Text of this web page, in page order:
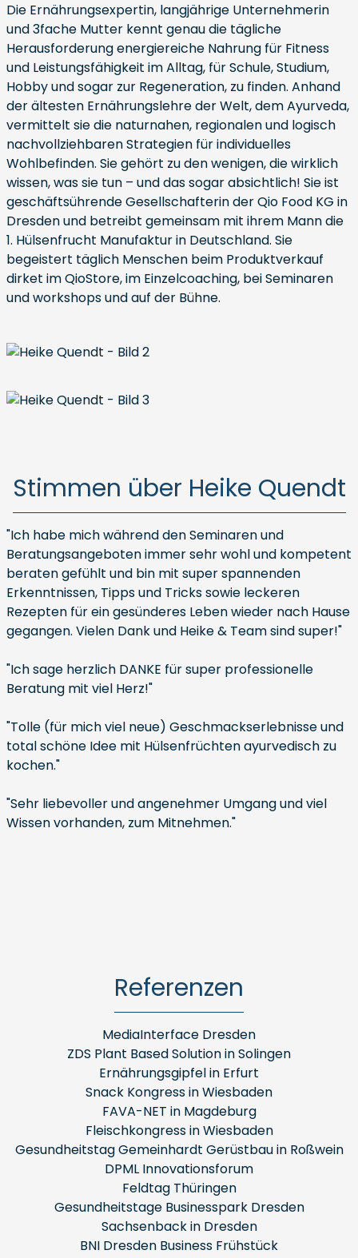
Die Ernährungsexpertin, langjährige Unternehmerin
und 3fache Mutter kennt genau die tägliche
Herausforderung energiereiche Nahrung für Fitness
und Leistungsfähigkeit im Alltag, für Schule, Studium,
Hobby und sogar zur Regeneration, zu finden. Anhand
der ältesten Ernährungslehre der Welt, dem Ayurveda,
vermittelt sie die naturnahen, regionalen und logisch
nachvollziehbaren Strategien für individuelles
Wohlbefinden. Sie gehört zu den wenigen, die wirklich
wissen, was sie tun – und das sogar absichtlich! Sie ist
geschäftsührende Gesellschafterin der Qio Food KG in
Dresden und betreibt gemeinsam mit ihrem Mann die
1. Hülsenfrucht Manufaktur in Deutschland. Sie
begeistert täglich Menschen beim Produktverkauf
dirket im QioStore, im Einzelcoaching, bei Seminaren
und workshops und auf der Bühne.
Stimmen über Heike Quendt
"Ich habe mich während den Seminaren und
Beratungsangeboten immer sehr wohl und kompetent
beraten gefühlt und bin mit super spannenden
Erkenntnissen, Tipps und Tricks sowie leckeren
Rezepten für ein gesünderes Leben wieder nach Hause
gegangen. Vielen Dank und Heike & Team sind super!"
"Ich sage herzlich DANKE für super professionelle
Beratung mit viel Herz!"
"Tolle (für mich viel neue) Geschmackserlebnisse und
total schöne Idee mit Hülsenfrüchten ayurvedisch zu
kochen."
"Sehr liebevoller und angenehmer Umgang und viel
Wissen vorhanden, zum Mitnehmen."
Referenzen
MediaInterface Dresden
ZDS Plant Based Solution in Solingen
Ernährungsgipfel in Erfurt
Snack Kongress in Wiesbaden
FAVA-NET in Magdeburg
Fleischkongress in Wiesbaden
Gesundheitstag Gemeinhardt Gerüstbau in Roßwein
DPML Innovationsforum
Feldtag Thüringen
Gesundheitstage Businesspark Dresden
Sachsenback in Dresden
BNI Dresden Business Frühstück